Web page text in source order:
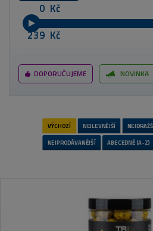
Kč
Kč
DOPORUČUJEME NOVINKA